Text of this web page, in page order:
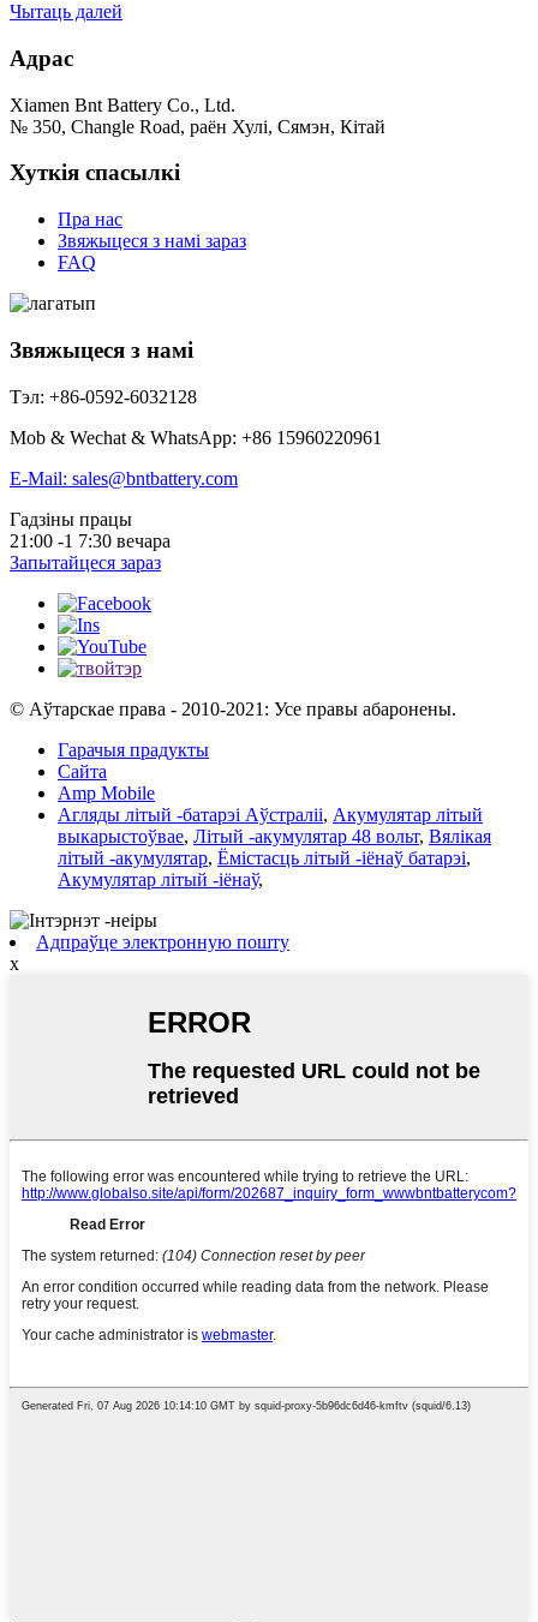
Чытаць далей
Адрас
Xiamen Bnt Battery Co., Ltd.
№ 350, Changle Road, раён Хулі, Сямэн, Кітай
Хуткія спасылкі
Пра нас
Звяжыцеся з намі зараз
FAQ
Звяжыцеся з намі
Тэл: +86-0592-6032128
Mob & Wechat & WhatsApp: +86 15960220961
E-Mail: sales@bntbattery.com
Гадзіны працы
21:00 -1 7:30 вечара
Запытайцеся зараз
© Аўтарскае права - 2010-2021: Усе правы абаронены.
Гарачыя прадукты
Сайта
Amp Mobile
Агляды літый -батарэі Аўстраліі, Акумулятар літый
выкарыстоўвае, Літый -акумулятар 48 вольт, Вялікая
літый -акумулятар, Ёмістасць літый -іёнаў батарэі,
Акумулятар літый -іёнаў,
Адпраўце электронную пошту
x